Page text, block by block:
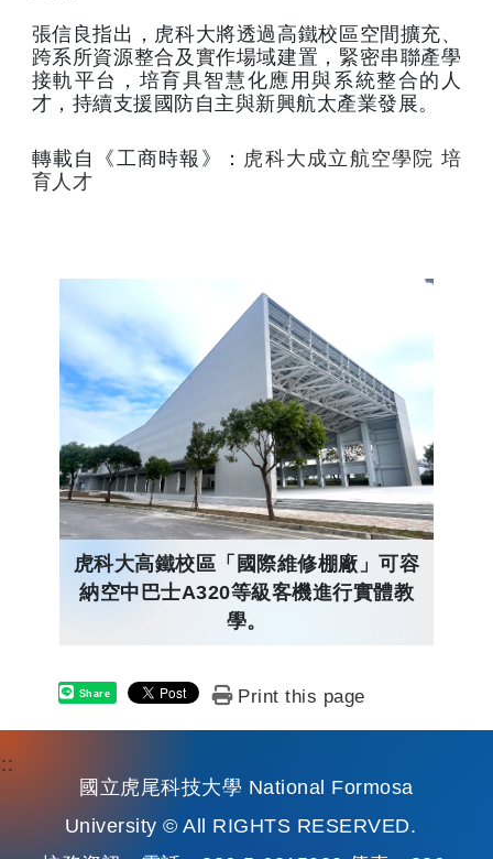
張信良指出，虎科大將透過高鐵校區空間擴充、
跨系所資源整合及實作場域建置，緊密串聯產學
接軌平台，培育具智慧化應用與系統整合的人
才，持續支援國防自主與新興航太產業發展。
轉載自《工商時報》： 虎科大成立航空學院 培
育人才
虎科大高鐵校區「國際維修棚廠」可容
納空中巴士A320等級客機進行實體教
學。
Share Print this page
國立虎尾科技大學 National Formosa
University © All RIGHTS RESERVED.